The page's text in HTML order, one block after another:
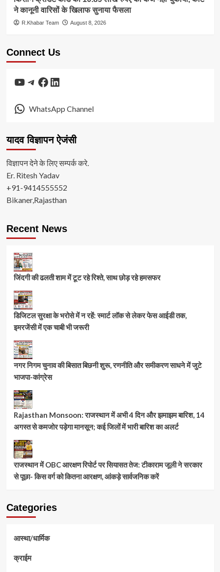
ने कानूनी वारिसों के खिलाफ सुनाया फैसला
R.Khabar Team August 8, 2026
Connect Us
YouTube
Telegram
Facebook
LinkedIn
WhatsApp Channel
यादव विज्ञापन ऐजंसी
विज्ञापन देने के लिए सम्पर्क करे.
Er. Ritesh Yadav
+91-9414555552
Bikaner,Rajasthan
Recent News
जिंदगी की ढलती शाम में टूट रहे रिश्ते, साथ छोड़ रहे हमसफर
डिजिटल सुरक्षा के भरोसे में न रहें: स्मार्ट लॉक से लेकर फेस आईडी तक,
इमरजेंसी में एक चाबी भी जरूरी
नगर निगम चुनाव की बिसात बिछनी शुरू, रणनीति और समीकरण साधने में जुटे
भाजपा-कांग्रेस
Rajasthan Monsoon: राजस्थान में अभी 4 दिन और झमाझम बारिश, 14
अगस्त से कमजोर पड़ेगा मानसून; कई जिलों में भारी बारिश का अलर्ट
राजस्थान में OBC आरक्षण रिपोर्ट पर सियासत तेज: टीकाराम जूली ने सरकार
से पूछा- किस वर्ग को कितना आरक्षण, आंकड़े सार्वजनिक करें
Categories
आस्था/धार्मिक
क्राईम